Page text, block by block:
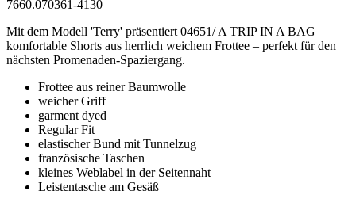
7660.070361-4130
Mit dem Modell 'Terry' präsentiert 04651/ A TRIP IN A BAG
komfortable Shorts aus herrlich weichem Frottee – perfekt für den
nächsten Promenaden-Spaziergang.
Frottee aus reiner Baumwolle
weicher Griff
garment dyed
Regular Fit
elastischer Bund mit Tunnelzug
französische Taschen
kleines Weblabel in der Seitennaht
Leistentasche am Gesäß